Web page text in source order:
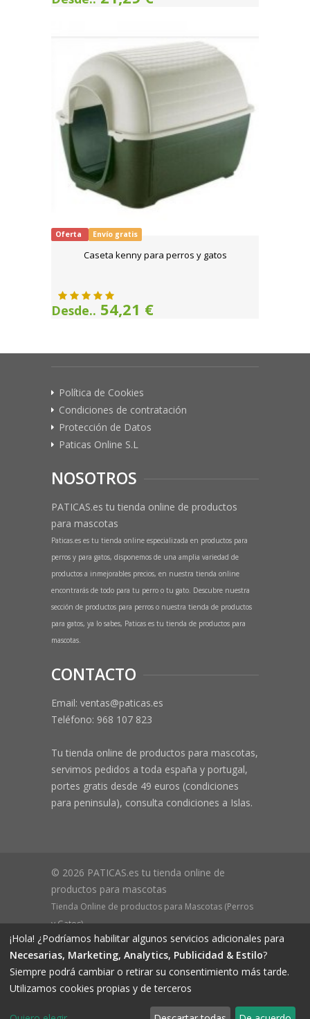
Oferta Envío gratis
Caseta kenny para perros y gatos
Desde.. 54,21 €
Política de Cookies
Condiciones de contratación
Protección de Datos
Paticas Online S.L
NOSOTROS
PATICAS.es tu tienda online de productos
para mascotas
Paticas.es es tu tienda online especializada en productos para
perros y para gatos, disponemos de una amplia variedad de
productos a inmejorables precios, en nuestra tienda online
encontrarás de todo para tu perro o tu gato. Descubre nuestra
sección de productos para perros o nuestra tienda de productos
para gatos, ya lo sabes, Paticas es tu tienda de productos para
mascotas.
CONTACTO
Email: ventas@paticas.es
Teléfono: 968 107 823
Tu tienda online de productos para mascotas,
servimos pedidos a toda españa y portugal,
portes gratis desde 49 euros (condiciones
para peninsula), consulta condiciones a Islas.
© 2026 PATICAS.es tu tienda online de
productos para mascotas
Tienda Online de productos para Mascotas (Perros
y Gatos)
CIF B73648305 Domicilio: Av Monteazahar, 4 1º Izq,
30570, Beniaján (MURCIA) - ESPAÑA Inscrita en el
Registro Mercantil de Murcia Hoja MU-72366, Tomo
2719, Folio 76.
¡Hola! ¿Podríamos habilitar algunos servicios adicionales para
Necesarias, Marketing, Analytics, Publicidad & Estilo?
Siempre podrá cambiar o retirar su consentimiento más tarde.
Utilizamos cookies propias y de terceros